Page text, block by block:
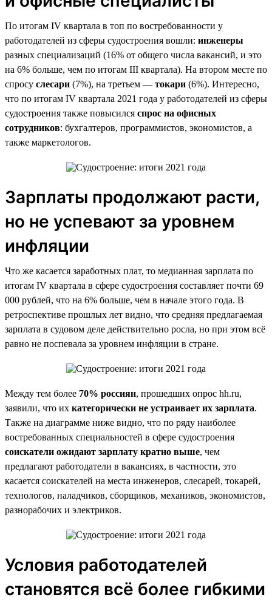
По итогам IV квартала в топ по востребованности у
работодателей из сферы судостроения вошли: инженеры
разных специализаций (16% от общего числа вакансий, и это
на 6% больше, чем по итогам III квартала). На втором месте по
спросу слесари (7%), на третьем — токари (6%). Интересно,
что по итогам IV квартала 2021 года у работодателей из сферы
судостроения также повысился спрос на офисных
сотрудников: бухгалтеров, программистов, экономистов, а
также маркетологов.
Зарплаты продолжают расти,
но не успевают за уровнем
инфляции
Что же касается заработных плат, то медианная зарплата по
итогам IV квартала в сфере судостроения составляет почти 69
000 рублей, что на 6% больше, чем в начале этого года. В
ретроспективе прошлых лет видно, что средняя предлагаемая
зарплата в судовом деле действительно росла, но при этом всё
равно не поспевала за уровнем инфляции в стране.
Между тем более 70% россиян, прошедших опрос hh.ru,
заявили, что их категорически не устраивает их зарплата.
Также на диаграмме ниже видно, что по ряду наиболее
востребованных специальностей в сфере судостроения
соискатели ожидают зарплату кратно выше, чем
предлагают работодатели в вакансиях, в частности, это
касается соискателей на места инженеров, слесарей, токарей,
технологов, наладчиков, сборщиков, механиков, экономистов,
разнорабочих и электриков.
Условия работодателей
становятся всё более гибкими